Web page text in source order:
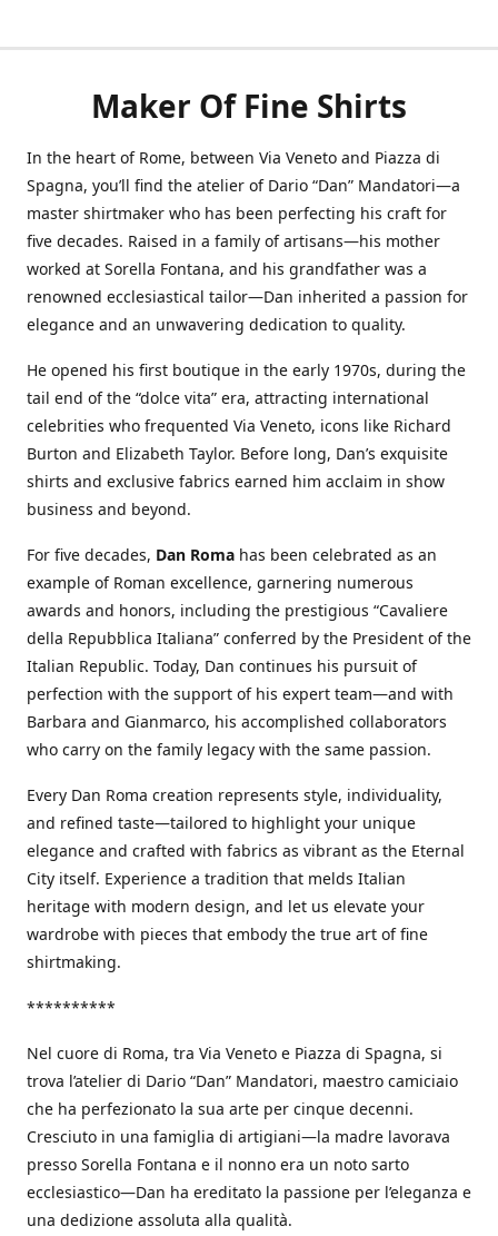
Maker Of Fine Shirts
In the heart of Rome, between Via Veneto and Piazza di
Spagna, you’ll find the atelier of Dario “Dan” Mandatori—a
master shirtmaker who has been perfecting his craft for
five decades. Raised in a family of artisans—his mother
worked at Sorella Fontana, and his grandfather was a
renowned ecclesiastical tailor—Dan inherited a passion for
elegance and an unwavering dedication to quality.
He opened his first boutique in the early 1970s, during the
tail end of the “dolce vita” era, attracting international
celebrities who frequented Via Veneto, icons like Richard
Burton and Elizabeth Taylor. Before long, Dan’s exquisite
shirts and exclusive fabrics earned him acclaim in show
business and beyond.
For five decades, Dan Roma has been celebrated as an
example of Roman excellence, garnering numerous
awards and honors, including the prestigious “Cavaliere
della Repubblica Italiana” conferred by the President of the
Italian Republic. Today, Dan continues his pursuit of
perfection with the support of his expert team—and with
Barbara and Gianmarco, his accomplished collaborators
who carry on the family legacy with the same passion.
Every Dan Roma creation represents style, individuality,
and refined taste—tailored to highlight your unique
elegance and crafted with fabrics as vibrant as the Eternal
City itself. Experience a tradition that melds Italian
heritage with modern design, and let us elevate your
wardrobe with pieces that embody the true art of fine
shirtmaking.
**********
Nel cuore di Roma, tra Via Veneto e Piazza di Spagna, si
trova l’atelier di Dario “Dan” Mandatori, maestro camiciaio
che ha perfezionato la sua arte per cinque decenni.
Cresciuto in una famiglia di artigiani—la madre lavorava
presso Sorella Fontana e il nonno era un noto sarto
ecclesiastico—Dan ha ereditato la passione per l’eleganza e
una dedizione assoluta alla qualità.